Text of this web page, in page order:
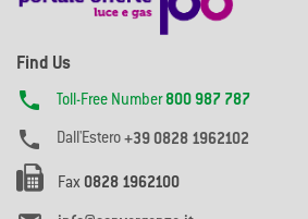
Find Us
 Toll-Free Number800 987 787
 Dall'Estero +39 0828 1962102
Fax 0828 1962100